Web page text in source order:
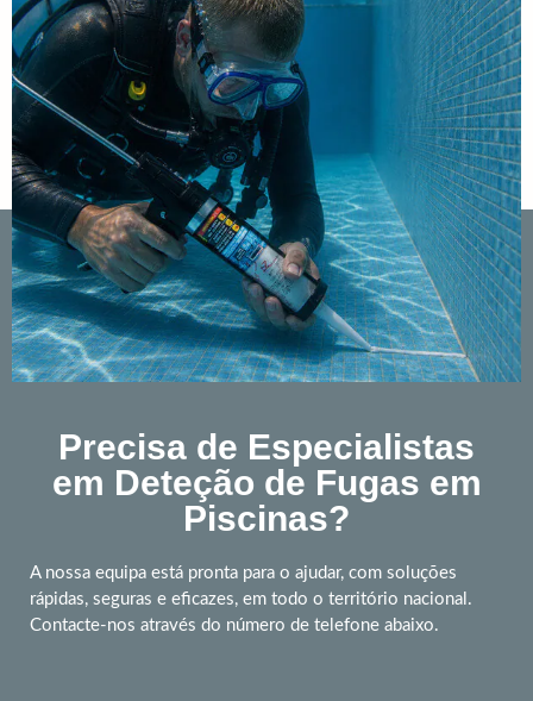
Precisa de Especialistas
em Deteção de Fugas em
Piscinas?
A nossa equipa está pronta para o ajudar, com soluções
rápidas, seguras e eficazes, em todo o território nacional.
Contacte-nos através do número de telefone abaixo.